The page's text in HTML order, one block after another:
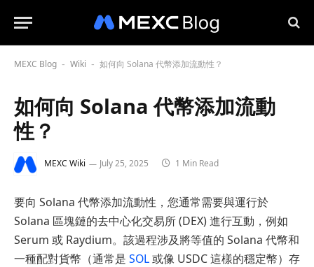
MEXC Blog - Wiki - 如何向 Solana 代幣添加流動性？
如何向 Solana 代幣添加流動
性？
MEXC Wiki July 25, 2025 1 Min Read
要向 Solana 代幣添加流動性，您通常需要與運行於
Solana 區塊鏈的去中心化交易所 (DEX) 進行互動，例如
Serum 或 Raydium。該過程涉及將等值的 Solana 代幣和
一種配對貨幣（通常是 SOL或像 USDC 這樣的穩定幣）存